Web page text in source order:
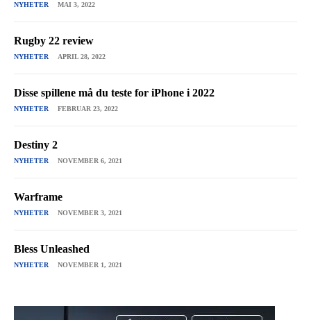
NYHETER MAI 3, 2022
Rugby 22 review
NYHETER APRIL 28, 2022
Disse spillene må du teste for iPhone i 2022
NYHETER FEBRUAR 23, 2022
Destiny 2
NYHETER NOVEMBER 6, 2021
Warframe
NYHETER NOVEMBER 3, 2021
Bless Unleashed
NYHETER NOVEMBER 1, 2021